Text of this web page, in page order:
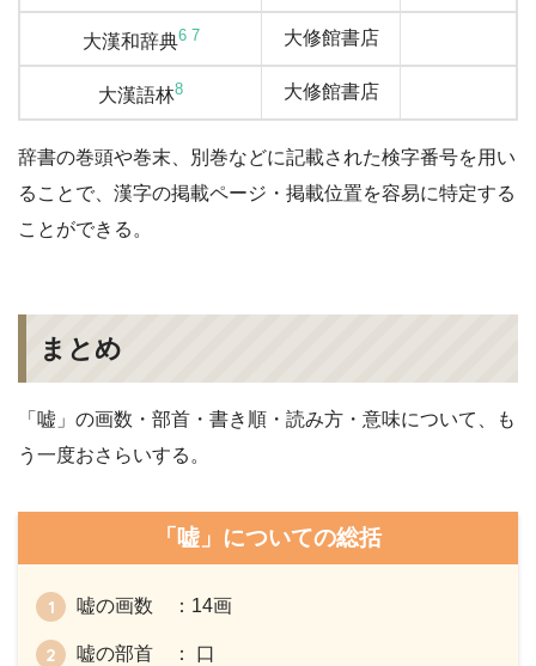
大漢和辞典6 7 大修館書店
大漢語林8 大修館書店
辞書の巻頭や巻末、別巻などに記載された検字番号を用い
ることで、漢字の掲載ページ・掲載位置を容易に特定する
ことができる。
まとめ
「嘘」の画数・部首・書き順・読み方・意味について、も
う一度おさらいする。
「嘘」についての総括
嘘の画数 ：14画
嘘の部首 ： 口